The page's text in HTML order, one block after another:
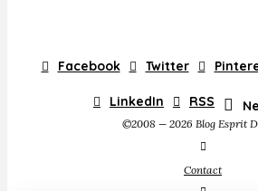
Facebook Twitter
LinkedIn RSS
©2008 — 2026 Blog Esprit
Contact